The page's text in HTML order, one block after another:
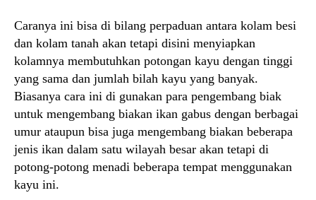
Caranya ini bisa di bilang perpaduan antara kolam besi
dan kolam tanah akan tetapi disini menyiapkan
kolamnya membutuhkan potongan kayu dengan tinggi
yang sama dan jumlah bilah kayu yang banyak.
Biasanya cara ini di gunakan para pengembang biak
untuk mengembang biakan ikan gabus dengan berbagai
umur ataupun bisa juga mengembang biakan beberapa
jenis ikan dalam satu wilayah besar akan tetapi di
potong-potong menadi beberapa tempat menggunakan
kayu ini.